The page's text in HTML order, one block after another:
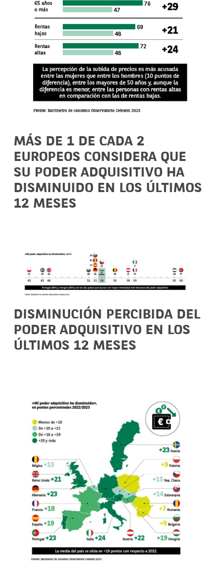
MÁS DE 1 DE CADA 2
EUROPEOS CONSIDERA QUE
SU PODER ADQUISITIVO HA
DISMINUIDO EN LOS ÚLTIMOS
12 MESES
DISMINUCIÓN PERCIBIDA DEL
PODER ADQUISITIVO EN LOS
ÚLTIMOS 12 MESES